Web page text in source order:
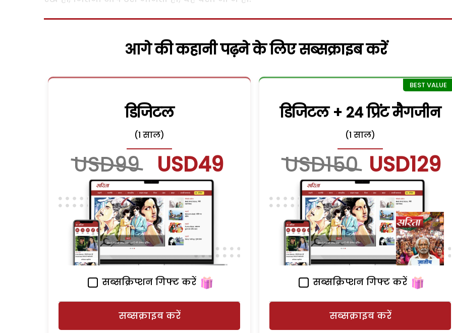
आगे की कहानी पढ़ने के लिए सब्सक्राइब करें
डिजिटल
(1 साल)
USD99 USD49
सब्सक्रिप्शन गिफ्ट करें
सब्सक्राइब करें
डिजिटल + 24 प्रिंट मैगजीन
(1 साल)
USD150 USD129
सब्सक्रिप्शन गिफ्ट करें
सब्सक्राइब करें